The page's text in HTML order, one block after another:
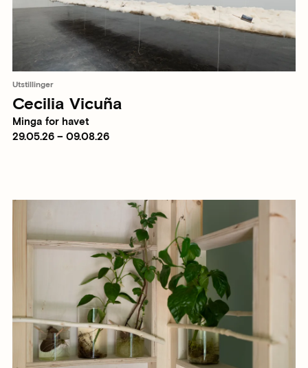
Utstillinger
Cecilia Vicuña
Minga for havet
29.05.26 – 09.08.26